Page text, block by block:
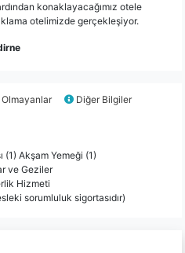
konaklayacağımız otele
otelimizde gerçekleşiyor.
Diğer Bilgiler
(1) Akşam Yemeği (1)
ve Geziler
Hizmeti
sorumluluk sigortasıdır)